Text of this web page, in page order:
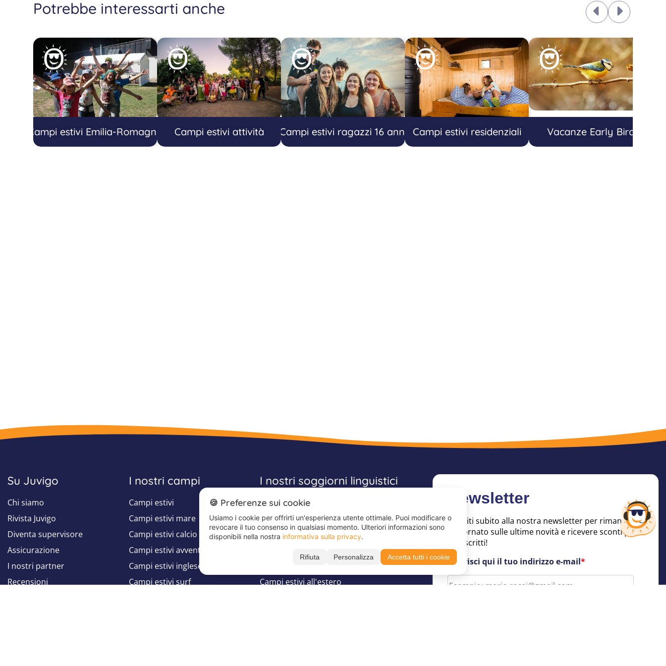
Potrebbe interessarti anche
Campi estivi Emilia-Romagna Campi estivi attività Campi estivi ragazzi 16 anni Campi estivi residenziali Vacanze Early Bird
Su Juvigo
Chi siamo
Rivista Juvigo
Diventa supervisore
Assicurazione
I nostri partner
Recensioni
I nostri campi
Campi estivi
Campi estivi mare
Campi estivi calcio
Campi estivi avventura
Campi estivi inglese
Campi estivi surf
I nostri soggiorni linguistici
Soggiorni linguistici Juvigo
Soggiorni linguistici inglese
Soggiorni linguistici spagnolo
Campi estivi all'estero
Newsletter
Iscriviti subito alla nostra newsletter per rimanere
aggiornato sulle ultime novità e ricevere sconti per
soli iscritti!
Inserisci qui il tuo indirizzo e-mail*
🍪 Preferenze sui cookie
Usiamo i cookie per offrirti un'esperienza utente ottimale. Puoi modificare o
revocare il tuo consenso in qualsiasi momento. Ulteriori informazioni sono
disponibili nella nostra informativa sulla privacy.
Rifiuta Personalizza Accetta tutti i cookie